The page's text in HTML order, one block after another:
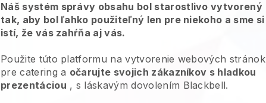
Náš systém správy obsahu bol starostlivo vytvorený
tak, aby bol ľahko použiteľný len pre niekoho a sme si
istí, že vás zahŕňa aj vás.
Použite túto platformu na vytvorenie webových stránok
pre catering a očarujte svojich zákazníkov s hladkou
prezentáciou , s láskavým dovolením Blackbell.